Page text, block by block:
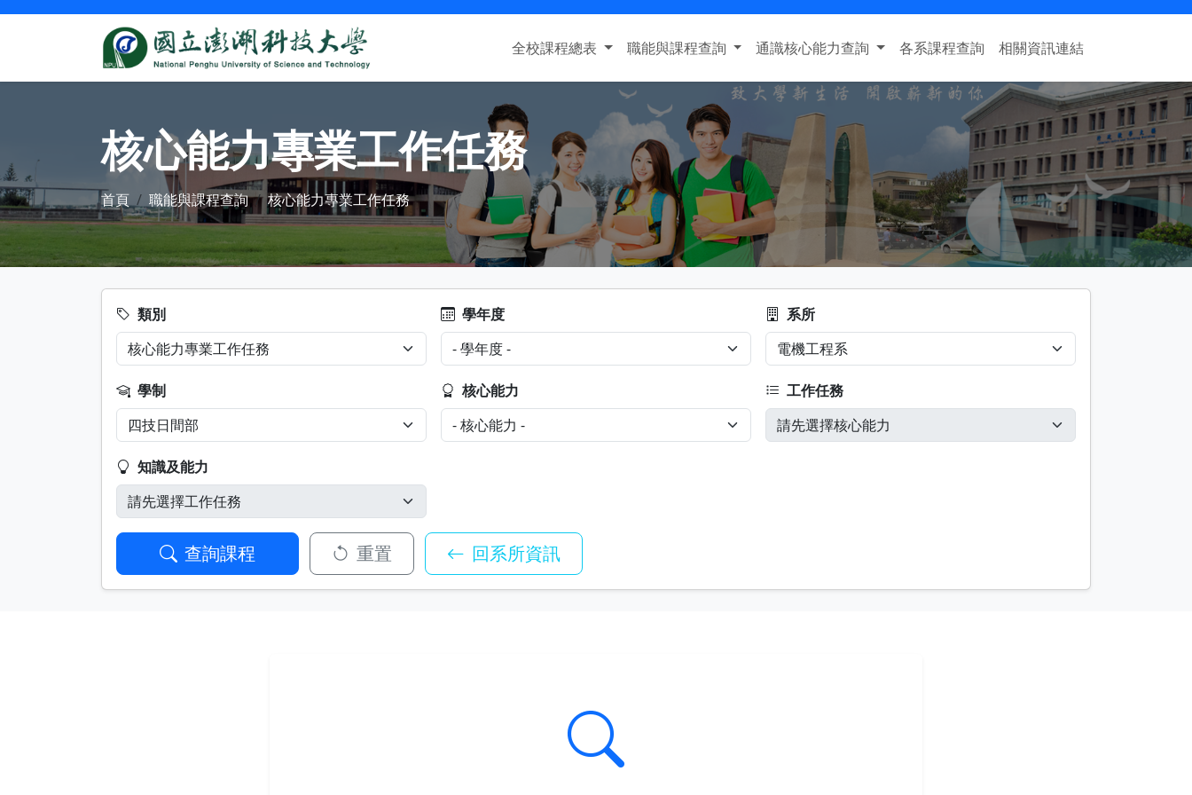
全校課程總表 職能與課程查詢 通識核心能力查詢 各系課程查詢 相關資訊連結
核心能力專業工作任務
首頁 職能與課程查詢 核心能力專業工作任務
類別 學年度 系所
學制 核心能力 工作任務
知識及能力
查詢課程 重置 回系所資訊